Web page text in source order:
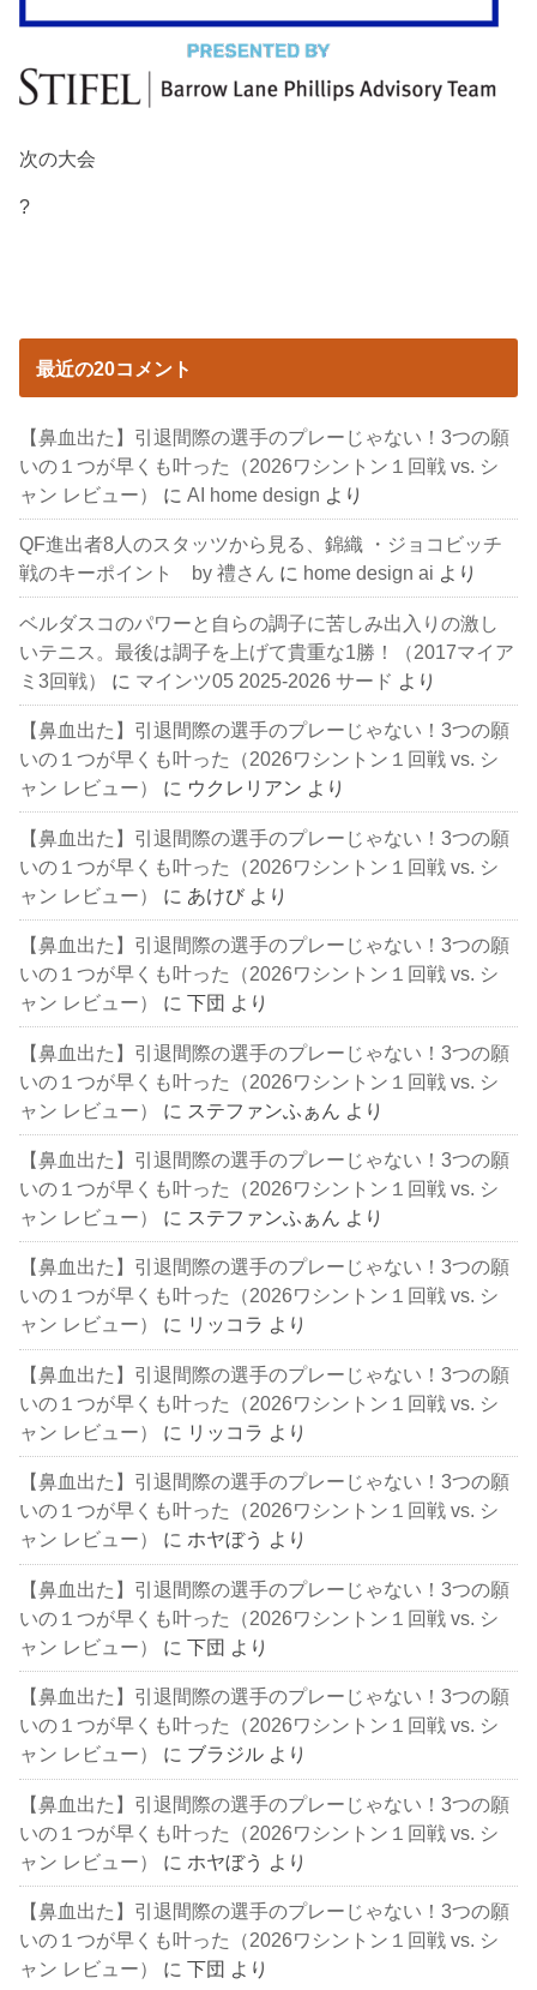
次の大会
?
最近の20コメント
【鼻血出た】引退間際の選手のプレーじゃない！3つの願
いの１つが早くも叶った（2026ワシントン１回戦 vs. シ
ャン レビュー）
にAI home design より
QF進出者8人のスタッツから見る、錦織 ・ジョコビッチ
戦のキーポイント by 禮さん に home design ai より
ベルダスコのパワーと自らの調子に苦しみ出入りの激し
いテニス。最後は調子を上げて貴重な1勝！（2017マイア
ミ3回戦）
に マインツ05 2025-2026 サード より
【鼻血出た】引退間際の選手のプレーじゃない！3つの願
いの１つが早くも叶った（2026ワシントン１回戦 vs. シ
ャン レビュー）
に ウクレリアン より
【鼻血出た】引退間際の選手のプレーじゃない！3つの願
いの１つが早くも叶った（2026ワシントン１回戦 vs. シ
ャン レビュー）
に あけび より
【鼻血出た】引退間際の選手のプレーじゃない！3つの願
いの１つが早くも叶った（2026ワシントン１回戦 vs. シ
ャン レビュー）
に下団 より
【鼻血出た】引退間際の選手のプレーじゃない！3つの願
いの１つが早くも叶った（2026ワシントン１回戦 vs. シ
ャン レビュー）
に ステファンふぁん より
【鼻血出た】引退間際の選手のプレーじゃない！3つの願
いの１つが早くも叶った（2026ワシントン１回戦 vs. シ
ャン レビュー）
に ステファンふぁん より
【鼻血出た】引退間際の選手のプレーじゃない！3つの願
いの１つが早くも叶った（2026ワシントン１回戦 vs. シ
ャン レビュー）
に リッコラ より
【鼻血出た】引退間際の選手のプレーじゃない！3つの願
いの１つが早くも叶った（2026ワシントン１回戦 vs. シ
ャン レビュー）
に リッコラ より
【鼻血出た】引退間際の選手のプレーじゃない！3つの願
いの１つが早くも叶った（2026ワシントン１回戦 vs. シ
ャン レビュー）
に ホヤぼう より
【鼻血出た】引退間際の選手のプレーじゃない！3つの願
いの１つが早くも叶った（2026ワシントン１回戦 vs. シ
ャン レビュー）
に下団 より
【鼻血出た】引退間際の選手のプレーじゃない！3つの願
いの１つが早くも叶った（2026ワシントン１回戦 vs. シ
ャン レビュー）
に ブラジル より
【鼻血出た】引退間際の選手のプレーじゃない！3つの願
いの１つが早くも叶った（2026ワシントン１回戦 vs. シ
ャン レビュー）
に ホヤぼう より
【鼻血出た】引退間際の選手のプレーじゃない！3つの願
いの１つが早くも叶った（2026ワシントン１回戦 vs. シ
ャン レビュー）
に下団 より